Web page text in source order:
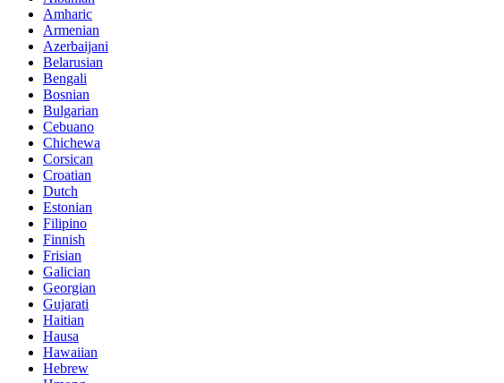
Amharic
Armenian
Azerbaijani
Belarusian
Bengali
Bosnian
Bulgarian
Cebuano
Chichewa
Corsican
Croatian
Dutch
Estonian
Filipino
Finnish
Frisian
Galician
Georgian
Gujarati
Haitian
Hausa
Hawaiian
Hebrew